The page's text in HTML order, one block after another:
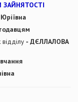
ЗАЙНЯТОСТІ
- ДЄЛЛАЛОВА